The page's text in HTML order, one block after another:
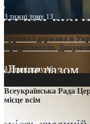
3 тижні тому 13
Церква і держава в
Предстоятеля.
3 тижні тому16
Всеукраїнська Рада
місце всім
3 тижні тому14